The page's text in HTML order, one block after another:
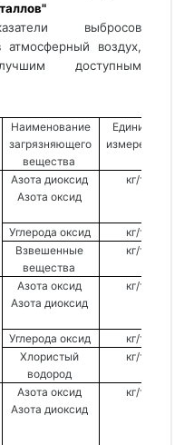
выбросов
воздух,
доступным
Наименование
загрязняющего
вещества
Единица
измерения
Азота диоксид
Азота оксид
кг/т
кг/т
Взвешенные
вещества
кг/т
Азота оксид
Азота диоксид
кг/т
кг/т
Хлористый
водород
кг/т
Азота оксид
Азота диоксид
кг/т